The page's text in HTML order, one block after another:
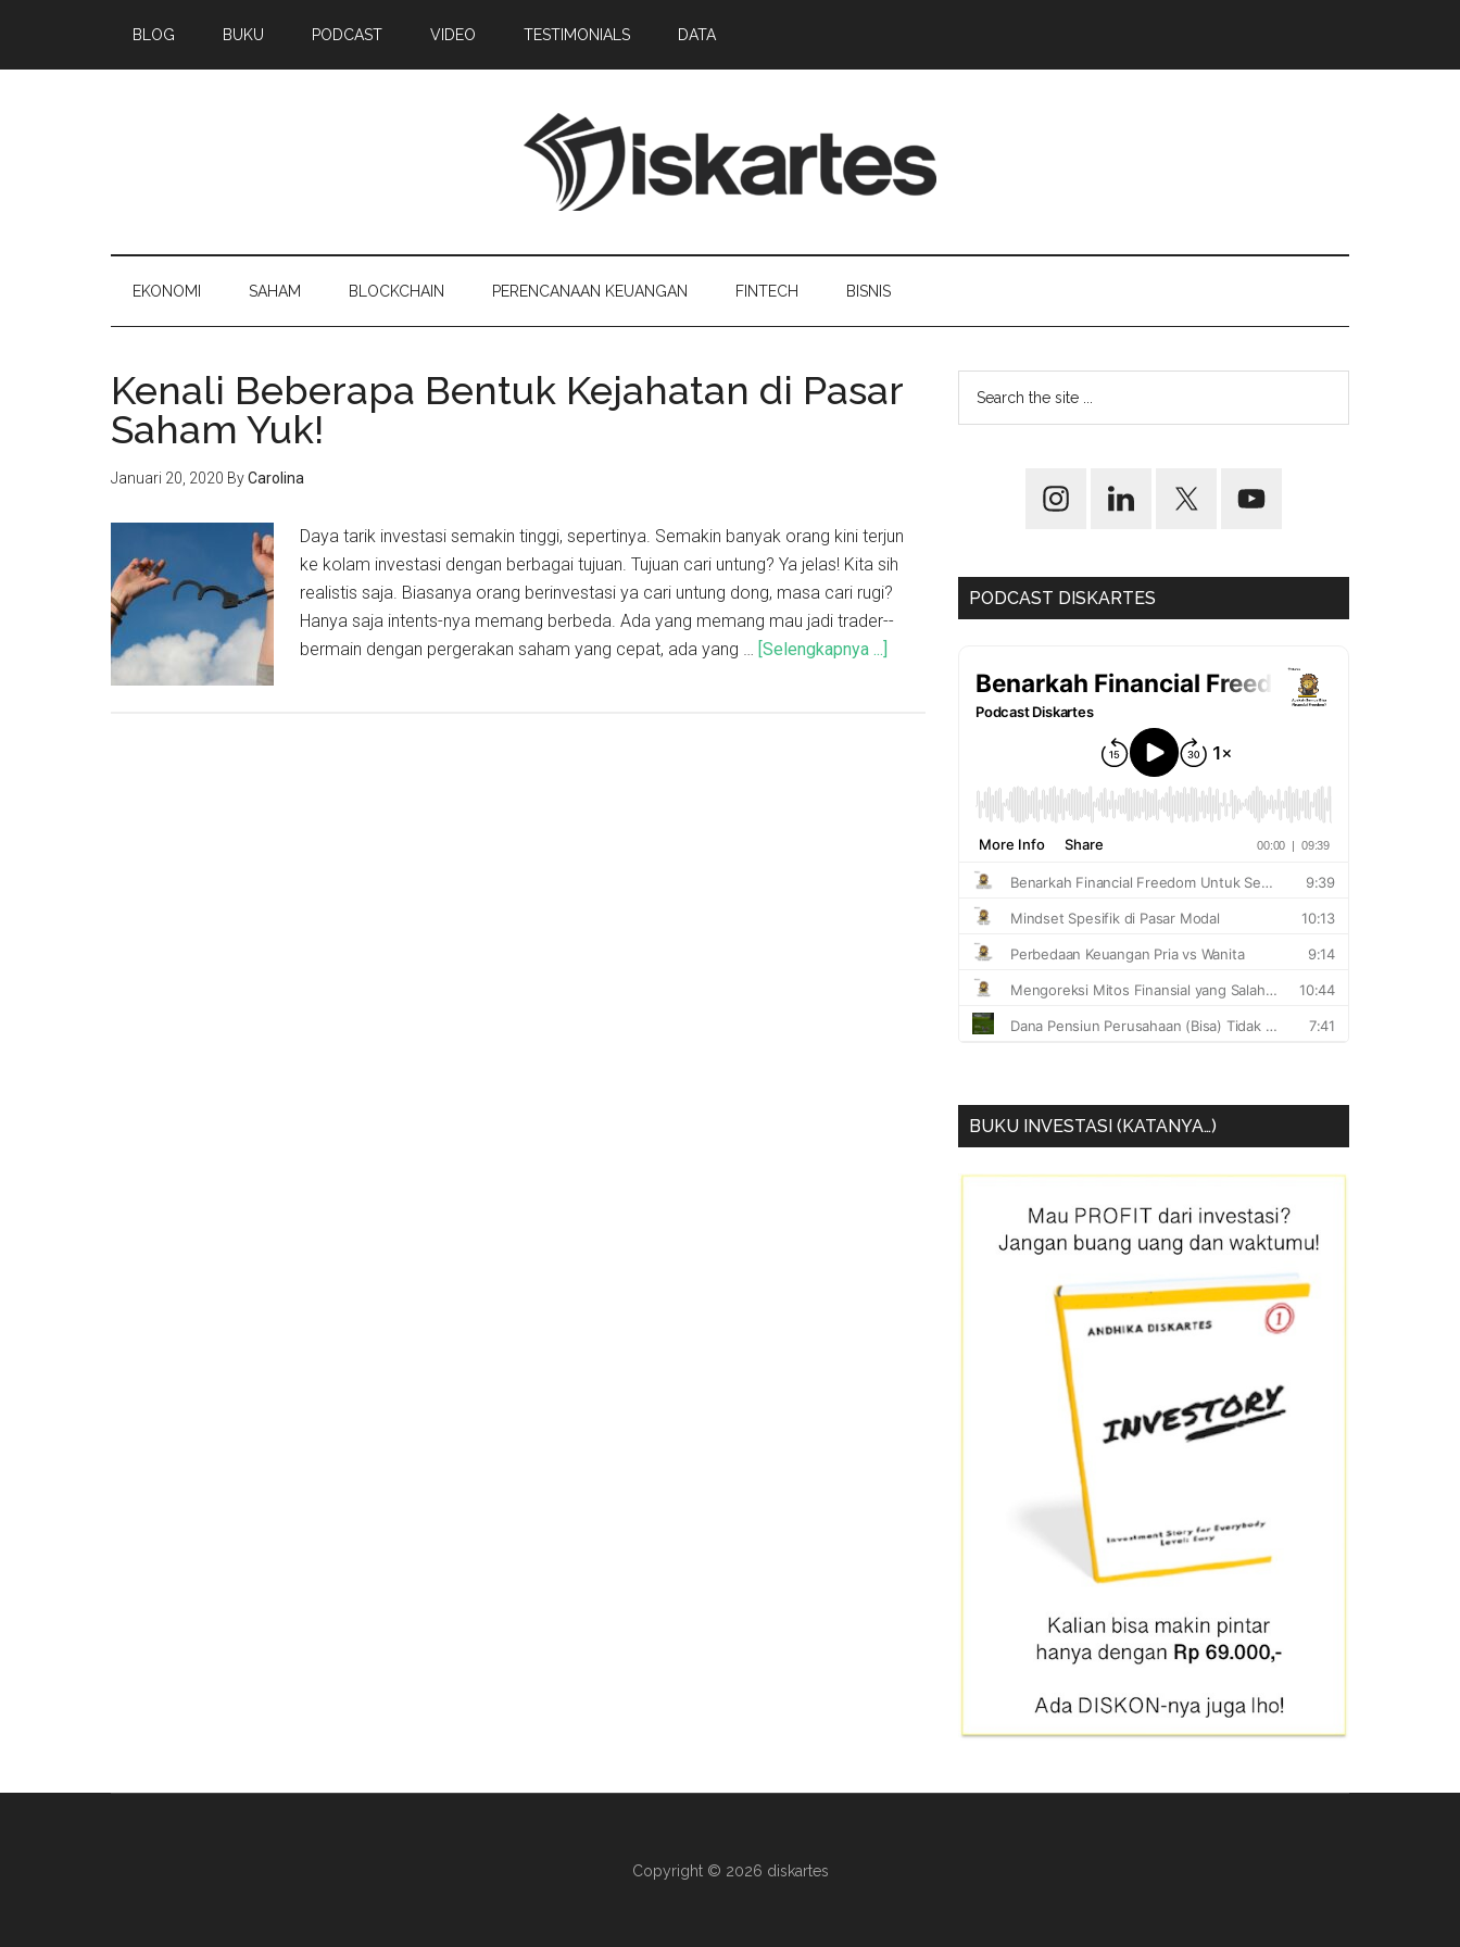
BLOG BUKU PODCAST VIDEO TESTIMONIALS DATA
EKONOMI SAHAM BLOCKCHAIN PERENCANAAN KEUANGAN FINTECH BISNIS
Kenali Beberapa Bentuk Kejahatan di Pasar
Saham Yuk!
Januari 20, 2020 ByCarolina
Daya tarik investasi semakin tinggi, sepertinya. Semakin banyak orang kini terjun
ke kolam investasi dengan berbagai tujuan. Tujuan cari untung? Ya jelas! Kita sih
realistis saja. Biasanya orang berinvestasi ya cari untung dong, masa cari rugi?
Hanya saja intents-nya memang berbeda. Ada yang memang mau jadi trader--
bermain dengan pergerakan saham yang cepat, ada yang … [Selengkapnya ...]
PODCAST DISKARTES
BUKU INVESTASI (KATANYA…)
Copyright © 2026 diskartes